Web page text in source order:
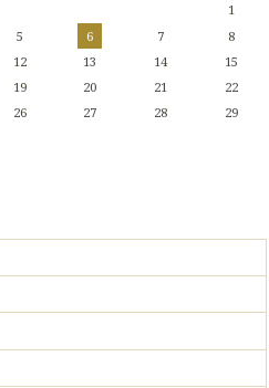
1
5 6 7
8
12 13 14
15
19 20 21
22
26 27 28
29